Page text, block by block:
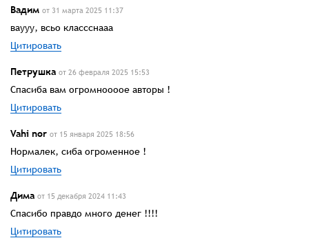
Вадим от 31 марта 2025 11:37
ваууу, всьо классснааа
Цитировать
Петрушка от 26 февраля 2025 15:53
Спасиба вам огромноооое авторы !
Цитировать
Vahi nor от 15 января 2025 18:56
Нормалек, сиба огроменное !
Цитировать
Дима от 15 декабря 2024 11:43
Спасибо правдо много денег !!!!
Цитировать